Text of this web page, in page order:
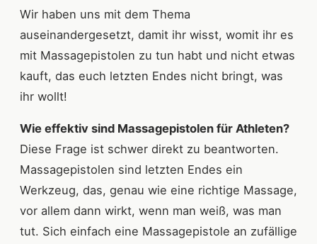
Wir haben uns mit dem Thema
auseinandergesetzt, damit ihr wisst, womit ihr es
mit Massagepistolen zu tun habt und nicht etwas
kauft, das euch letzten Endes nicht bringt, was
ihr wollt!
Wie effektiv sind Massagepistolen für Athleten?
Diese Frage ist schwer direkt zu beantworten.
Massagepistolen sind letzten Endes ein
Werkzeug, das, genau wie eine richtige Massage,
vor allem dann wirkt, wenn man weiß, was man
tut. Sich einfach eine Massagepistole an zufällige